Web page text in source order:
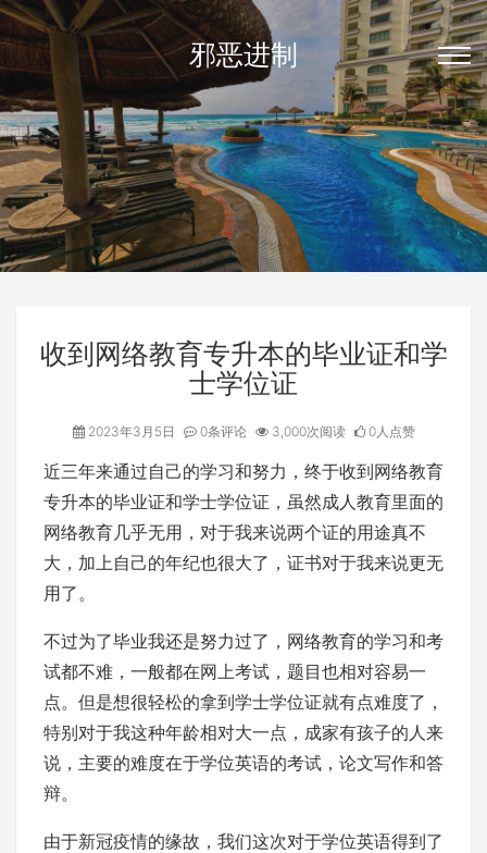
邪恶进制
收到网络教育专升本的毕业证和学
士学位证
2023年3月5日 0条评论 3,000次阅读 0人点赞
近三年来通过自己的学习和努力，终于收到网络教育
专升本的毕业证和学士学位证，虽然成人教育里面的
网络教育几乎无用，对于我来说两个证的用途真不
大，加上自己的年纪也很大了，证书对于我来说更无
用了。
不过为了毕业我还是努力过了，网络教育的学习和考
试都不难，一般都在网上考试，题目也相对容易一
点。但是想很轻松的拿到学士学位证就有点难度了，
特别对于我这种年龄相对大一点，成家有孩子的人来
说，主要的难度在于学位英语的考试，论文写作和答
辩。
由于新冠疫情的缘故，我们这次对于学位英语得到了